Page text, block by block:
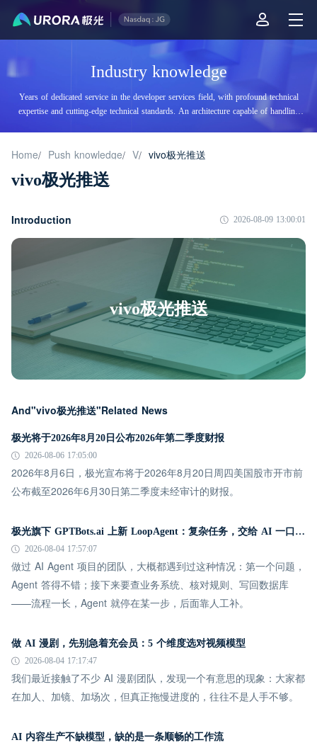
Industry knowledge
Years of dedicated service in the developer services field, with profound technical
expertise and cutting-edge technical standards. An architecture capable of handling
tens of billions of daily visits, supporting billions of high-concurrency accesses.
Home/ Push knowledge/ V/ vivo极光推送
vivo极光推送
Introduction 2026-08-09 13:00:01
vivo极光推送
And"vivo极光推送"Related News
极光将于2026年8月20日公布2026年第二季度财报
2026-08-06 17:05:00
2026年8月6日，极光宣布将于2026年8月20日周四美国股市开市前
公布截至2026年6月30日第二季度未经审计的财报。
极光旗下 GPTBots.ai 上新 LoopAgent：复杂任务，交给 AI 一口气跑完
2026-08-04 17:57:07
做过 AI Agent 项目的团队，大概都遇到过这种情况：第一个问题，
Agent 答得不错；接下来要查业务系统、核对规则、写回数据库
——流程一长，Agent 就停在某一步，后面靠人工补。
做 AI 漫剧，先别急着充会员：5 个维度选对视频模型
2026-08-04 17:17:47
我们最近接触了不少 AI 漫剧团队，发现一个有意思的现象：大家都
在加人、加镜、加场次，但真正拖慢进度的，往往不是人手不够。
AI 内容生产不缺模型，缺的是一条顺畅的工作流